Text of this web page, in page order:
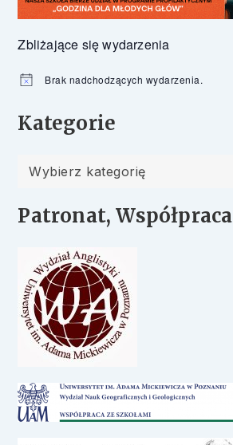
Zbliżające się wydarzenia
Powiadomienie
Brak nadchodzących wydarzenia.
Kategorie
Kategorie
Patronat, Współpraca